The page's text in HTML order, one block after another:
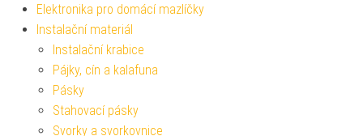
Elektronika pro domácí mazlíčky
Instalační materiál
Instalační krabice
Pájky, cín a kalafuna
Pásky
Stahovací pásky
Svorky a svorkovnice